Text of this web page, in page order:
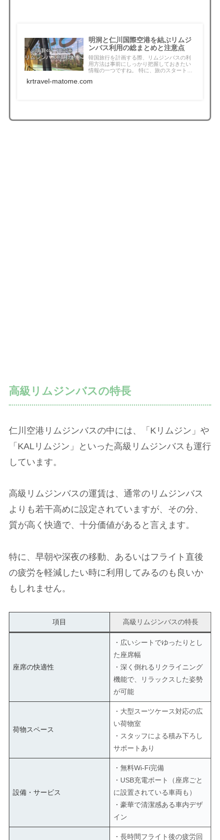
明洞と仁川国際空港を結ぶリムジ
ンバス利用の総まとめと注意点
韓国旅行を計画する際、リムジンバスの利
用方法は事前にしっかり把握しておきたい
情報の一つですね。 特に、旅のスタートで
krtravel-matome.com
高級リムジンバスの特長
仁川空港リムジンバスの中には、「Kリムジン」や
「KALリムジン」といった高級リムジンバスも運行
しています。
高級リムジンバスの運賃は、通常のリムジンバス
よりも若干高めに設定されていますが、その分、
質が高く快適で、十分価値があると言えます。
特に、早朝や深夜の移動、あるいはフライト直後
の疲労を軽減したい時に利用してみるのも良いか
もしれません。
項目 高級リムジンバスの特長
座席の快適性
・広いシートでゆったりとし
た座席幅
・深く倒れるリクライニング
機能で、リラックスした姿勢
が可能
荷物スペース
・大型スーツケース対応の広
い荷物室
・スタッフによる積み下ろし
サポートあり
設備・サービス
・無料Wi-Fi完備
・USB充電ポート（座席ごと
に設置されている車両も）
・豪華で清潔感ある車内デザ
イン
・長時間フライト後の疲労回